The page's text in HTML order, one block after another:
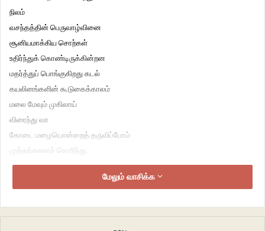
நிலம்
வசந்தத்தின் பெருவாழ்வினை
சூனியமாக்கிய சொற்கள்
உதிர்ந்துக் கொண்டிருக்கின்றன
மதர்த்துப் பொங்குகிறது கடல்
கயலினங்களின் கூடுகைக்காலம்
மலை மேவும் முகிலாய்
விரைந்து வா
கோடை மழையொன்றைத் தருவிப்போம்
முத்தங்களைச் சொரிந்து.
மேலும் வாசிக்க